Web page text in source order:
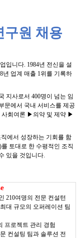
구원 채용
입니다. 1984년 전신을 설
년 업계 매출 1위를 기록하
지사로서 400명이 넘는 임
문에서 국내 서비스를 제공
사회여론 ▶ 의약 및 제약 ▶
에서 성장하는 기회를 함
를 토대로 한 수평적인 조직
있을 것입니다.
210여명의 전문 컨설턴
대 규모의 오퍼레이션 팀
프로젝트 관리 경험
컨설팅 팀과 솔루션 전